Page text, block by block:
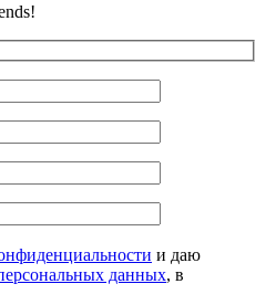
и даю
данных, в